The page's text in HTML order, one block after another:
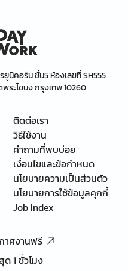
ยูนิคอร์น ชั้น5 ห้องเลขที่ SH555
ระโขนง กรุงเทพ 10260
ติดต่อเรา
วิธีใช้งาน
คำถามที่พบบ่อย
เงื่อนไขและข้อกำหนด
นโยบายความเป็นส่วนตัว
นโยบายการใช้ข้อมูลคุกกี้
Job Index
าศงานฟรี
1 ชั่วโมง